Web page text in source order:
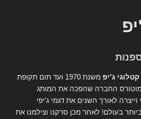
קטלוגי ג'יפ
משנת 1970 ועד תום תקופת
החברה שהפכה את המותג
וייצרה לאורך השנים את דגמי ג'יפי
בעולם! לאחר מכן סרקנו וצילמנו את